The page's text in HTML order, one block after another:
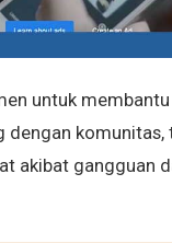
untuk
dengan
akibat gangguan